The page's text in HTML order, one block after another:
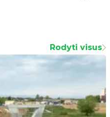
Rodyti visus